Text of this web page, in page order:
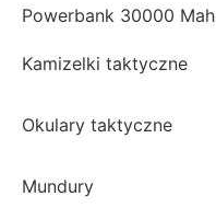
Powerbank 30000 Mah
Kamizelki taktyczne
Okulary taktyczne
Mundury